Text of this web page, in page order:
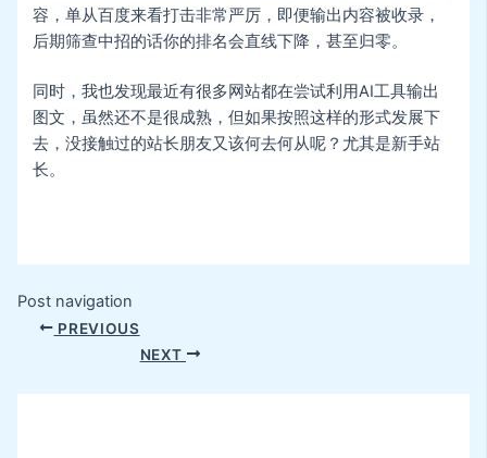
容，单从百度来看打击非常严厉，即便输出内容被收录，
后期筛查中招的话你的排名会直线下降，甚至归零。
同时，我也发现最近有很多网站都在尝试利用AI工具输出
图文，虽然还不是很成熟，但如果按照这样的形式发展下
去，没接触过的站长朋友又该何去何从呢？尤其是新手站
长。
Post navigation
PREVIOUS
NEXT